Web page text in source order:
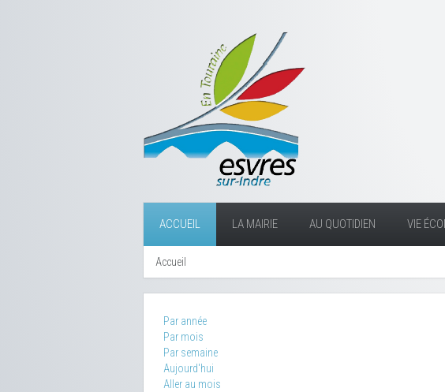
ACCUEIL LA MAIRIE AU QUOTIDIEN VIE
Accueil
Par année
Par mois
Par semaine
Aujourd'hui
Aller au mois